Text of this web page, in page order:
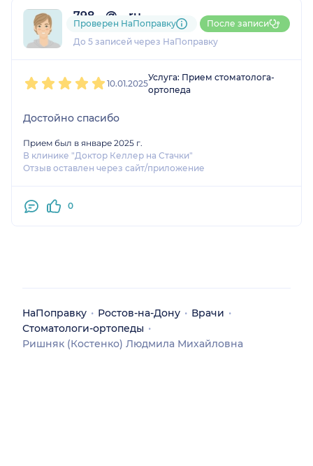
798....@....ru
1 отзыв
До 5 записей через НаПоправку
Проверен НаПоправку После записи
10.01.2025
Услуга: Прием стоматолога-
ортопеда
Достойно спасибо
Прием был в январе 2025 г.
В клинике "Доктор Келлер на Стачки"
Отзыв оставлен через сайт/приложение
0
НаПоправку Ростов-на-Дону
Врачи
Стоматологи-ортопеды
Ришняк (Костенко) Людмила Михайловна